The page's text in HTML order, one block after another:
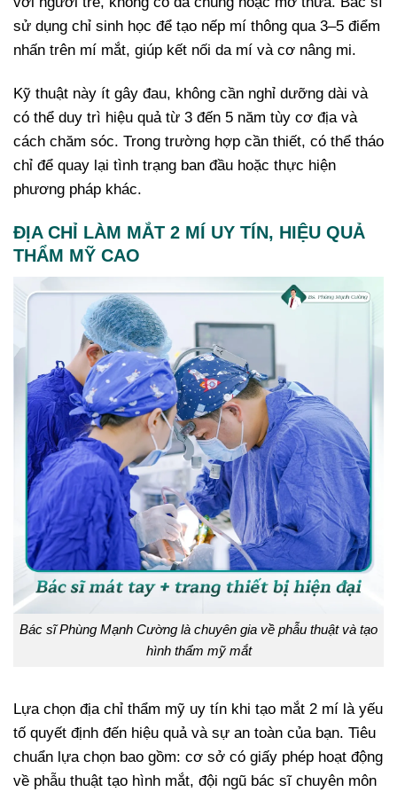
sử dụng chỉ sinh học để tạo nếp mí thông qua 3–5 điểm
nhấn trên mí mắt, giúp kết nối da mí và cơ nâng mi.
Kỹ thuật này ít gây đau, không cần nghỉ dưỡng dài và
có thể duy trì hiệu quả từ 3 đến 5 năm tùy cơ địa và
cách chăm sóc. Trong trường hợp cần thiết, có thể tháo
chỉ để quay lại tình trạng ban đầu hoặc thực hiện
phương pháp khác.
ĐỊA CHỈ LÀM MẮT 2 MÍ UY TÍN, HIỆU QUẢ
THẨM MỸ CAO
Bác sĩ Phùng Mạnh Cường là chuyên gia về phẫu thuật và tạo
hình thẩm mỹ mắt
Lựa chọn địa chỉ thẩm mỹ uy tín khi tạo mắt 2 mí là yếu
tố quyết định đến hiệu quả và sự an toàn của bạn. Tiêu
chuẩn lựa chọn bao gồm: cơ sở có giấy phép hoạt động
về phẫu thuật tạo hình mắt, đội ngũ bác sĩ chuyên môn